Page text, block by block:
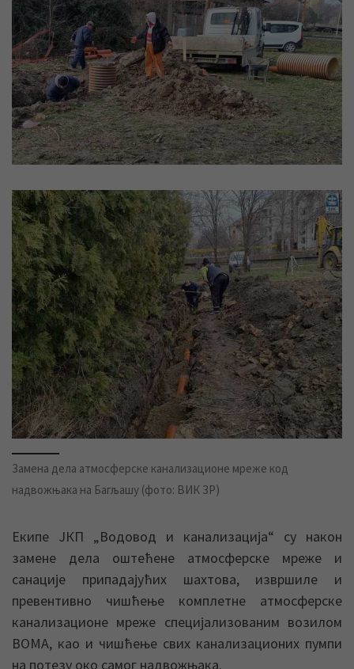
Замена дела атмосферске канализационе мреже код
надвожњака на Багљашу (фото: ВИК ЗР)
Екипе ЈКП „Водовод и канализација“ су након
замене дела оштећене атмосферске мреже и
санације припадајућих шахтова, извршиле и
превентивно чишћење комплетне атмосферске
канализационе мреже специјализованим возилом
ВОМА, као и чишћење свих канализационих пумпи
на потезу око самог надвожњака.